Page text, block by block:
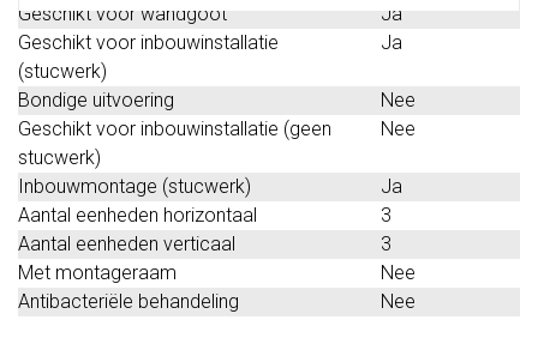
Geschikt voor wandgoot
Ja
Geschikt voor inbouwinstallatie
(stucwerk)
Ja
Bondige uitvoering
Nee
Geschikt voor inbouwinstallatie (geen
stucwerk)
Nee
Inbouwmontage (stucwerk)
Ja
Aantal eenheden horizontaal
3
Aantal eenheden verticaal
3
Met montageraam
Nee
Antibacteriële behandeling
Nee